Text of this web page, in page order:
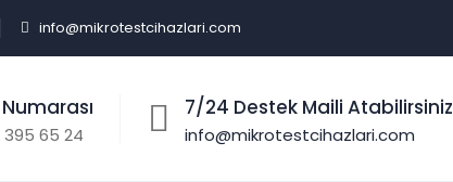
info@mikrotestcihazlari.com
395 65 24
7/24 Destek Maili Atabilirsiniz
info@mikrotestcihazlari.com